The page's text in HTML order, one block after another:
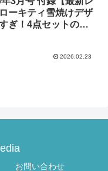
ーキティ雪焼けデザ
ぎ！4点セットの口
2026.02.23
お問い合わせ